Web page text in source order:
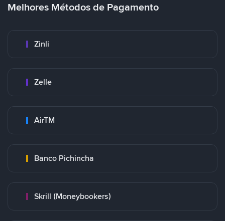
Melhores Métodos de Pagamento
Zinli
Zelle
AirTM
Banco Pichincha
Skrill (Moneybookers)